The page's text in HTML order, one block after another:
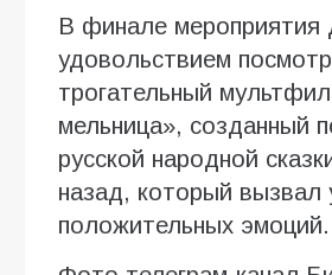
В финале мероприятия
удовольствием
трогательный
мельница», созданный
русской народной
назад, который вызвал
положительных эмоций.